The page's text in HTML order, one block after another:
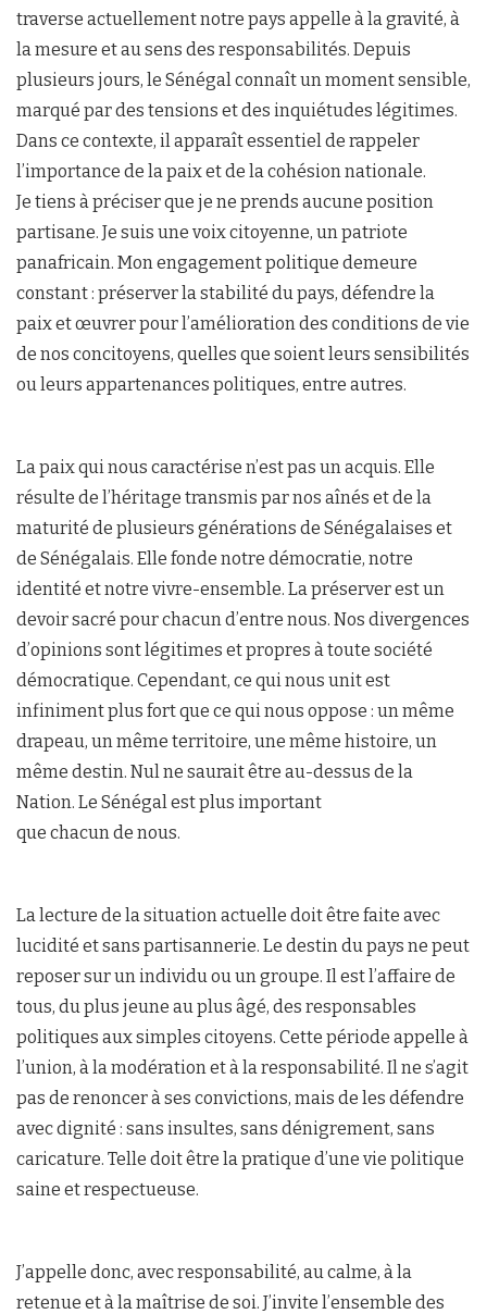
traverse actuellement notre pays appelle à la gravité, à
la mesure et au sens des responsabilités. Depuis
plusieurs jours, le Sénégal connaît un moment sensible,
marqué par des tensions et des inquiétudes légitimes.
Dans ce contexte, il apparaît essentiel de rappeler
l’importance de la paix et de la cohésion nationale.
Je tiens à préciser que je ne prends aucune position
partisane. Je suis une voix citoyenne, un patriote
panafricain. Mon engagement politique demeure
constant : préserver la stabilité du pays, défendre la
paix et œuvrer pour l’amélioration des conditions de vie
de nos concitoyens, quelles que soient leurs sensibilités
ou leurs appartenances politiques, entre autres.
La paix qui nous caractérise n’est pas un acquis. Elle
résulte de l’héritage transmis par nos aînés et de la
maturité de plusieurs générations de Sénégalaises et
de Sénégalais. Elle fonde notre démocratie, notre
identité et notre vivre-ensemble. La préserver est un
devoir sacré pour chacun d’entre nous. Nos divergences
d’opinions sont légitimes et propres à toute société
démocratique. Cependant, ce qui nous unit est
infiniment plus fort que ce qui nous oppose : un même
drapeau, un même territoire, une même histoire, un
même destin. Nul ne saurait être au-dessus de la
Nation. Le Sénégal est plus important
que chacun de nous.
La lecture de la situation actuelle doit être faite avec
lucidité et sans partisannerie. Le destin du pays ne peut
reposer sur un individu ou un groupe. Il est l’affaire de
tous, du plus jeune au plus âgé, des responsables
politiques aux simples citoyens. Cette période appelle à
l’union, à la modération et à la responsabilité. Il ne s’agit
pas de renoncer à ses convictions, mais de les défendre
avec dignité : sans insultes, sans dénigrement, sans
caricature. Telle doit être la pratique d’une vie politique
saine et respectueuse.
J’appelle donc, avec responsabilité, au calme, à la
retenue et à la maîtrise de soi. J’invite l’ensemble des